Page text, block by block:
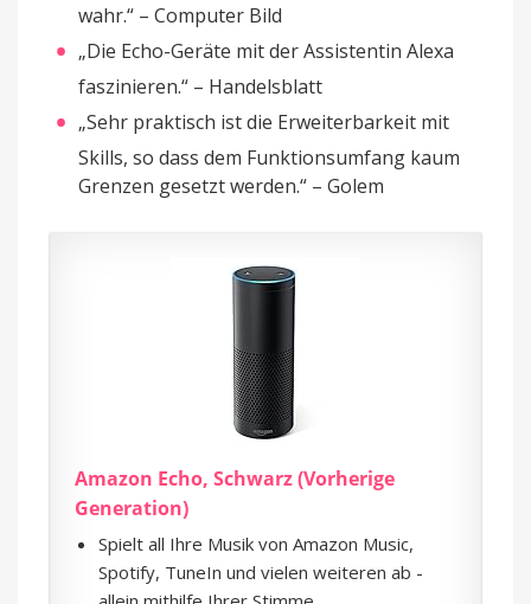
wahr.“ – Computer Bild
„Die Echo-Geräte mit der Assistentin Alexa
faszinieren.“ – Handelsblatt
„Sehr praktisch ist die Erweiterbarkeit mit
Skills, so dass dem Funktionsumfang kaum
Grenzen gesetzt werden.“ – Golem
Amazon Echo, Schwarz (Vorherige
Generation)
Spielt all Ihre Musik von Amazon Music,
Spotify, TuneIn und vielen weiteren ab -